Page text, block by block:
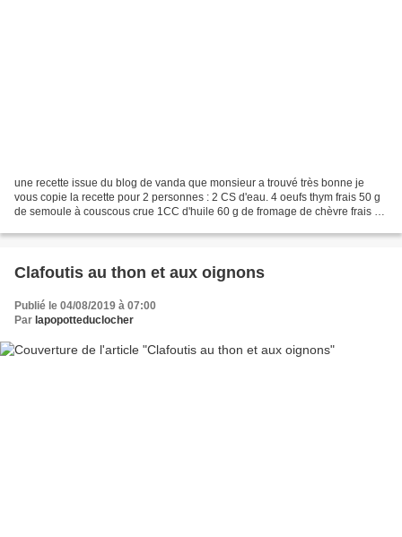
une recette issue du blog de vanda que monsieur a trouvé très bonne je
vous copie la recette pour 2 personnes : 2 CS d'eau. 4 oeufs thym frais 50 g
de semoule à couscous crue 1CC d'huile 60 g de fromage de chèvre frais 6
Clafoutis au thon et aux oignons
Publié le 04/08/2019 à 07:00
Par lapopotteduclocher